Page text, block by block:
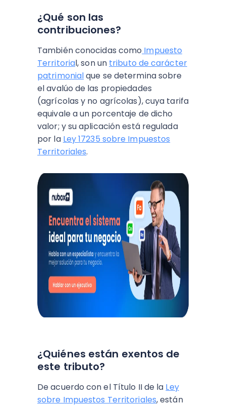
¿Qué son las
contribuciones?
También conocidas como Impuesto
Territorial, son un tributo de carácter
patrimonialque se determina sobre
el avalúo de las propiedades
(agrícolas y no agrícolas), cuya tarifa
equivale a un porcentaje de dicho
valor; y su aplicación está regulada
por la Ley 17235 sobre Impuestos
Territoriales.
¿Quiénes están exentos de
este tributo?
De acuerdo con el Título II de la Ley
sobre Impuestos Territoriales, están